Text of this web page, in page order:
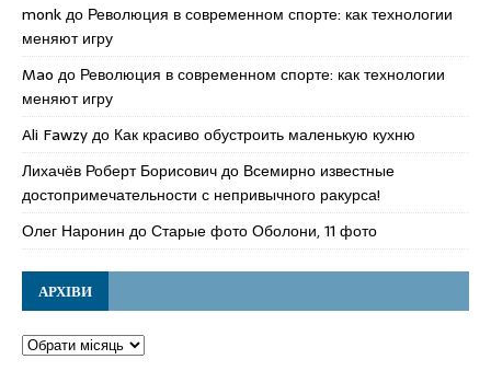
monkдо Революция в современном спорте: как технологии
меняют игру
Mao до Революция в современном спорте: как технологии
меняют игру
Ali Fawzyдо Как красиво обустроить маленькую кухню
Лихачёв Роберт Борисовичдо Всемирно известные
достопримечательности с непривычного ракурса!
Олег Наронин доСтарые фото Оболони, 11 фото
АРХІВИ